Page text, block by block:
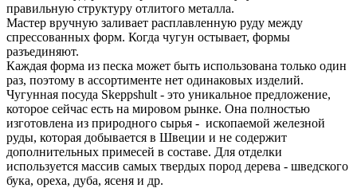
правильную структуру отлитого металла.
Мастер вручную заливает расплавленную руду между
спрессованных форм. Когда чугун остывает, формы
разъединяют.
Каждая форма из песка может быть использована только один
раз, поэтому в ассортименте нет одинаковых изделий.
Чугунная посуда Skeppshult - это уникальное предложение,
которое сейчас есть на мировом рынке. Она полностью
изготовлена из природного сырья - ископаемой железной
руды, которая добывается в Швеции и не содержит
дополнительных примесей в составе. Для отделки
используется массив самых твердых пород дерева - шведского
бука, ореха, дуба, ясеня и др.